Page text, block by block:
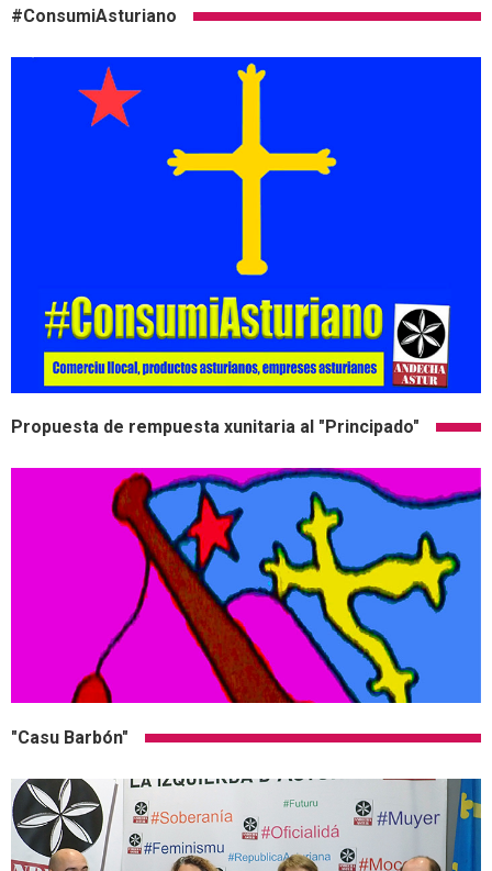
#ConsumiAsturiano
Propuesta de rempuesta xunitaria al "Principado"
"Casu Barbón"